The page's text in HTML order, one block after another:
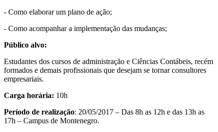
- Como elaborar um plano de ação;
- Como acompanhar a implementação das mudanças;
Público alvo:
Estudantes dos cursos de administração e Ciências Contábeis, recém
formados e demais profissionais que desejam se tornar consultores
empresariais.
Carga horária: 10h
Período de realização: 20/05/2017 – Das 8h as 12h e das 13h as
17h – Campus de Montenegro.